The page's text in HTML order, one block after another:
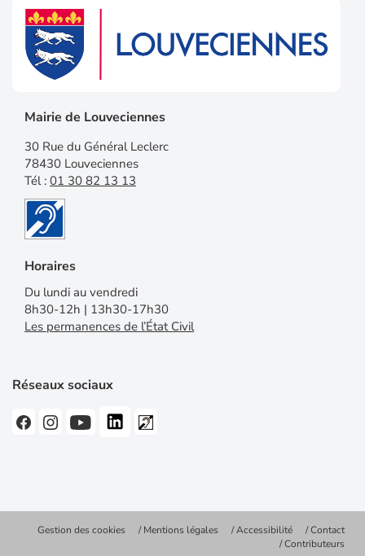
Mairie de Louveciennes
30 Rue du Général Leclerc
78430 Louveciennes
Tél : 01 30 82 13 13
Horaires
Du lundi au vendredi
8h30-12h | 13h30-17h30
Les permanences de l’État Civil
Réseaux sociaux
Gestion des cookies Mentions légales Accessibilité
Contact
Contributeurs